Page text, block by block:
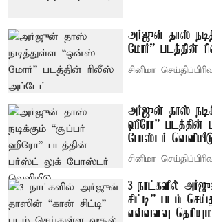
அர்ஜுன் தாஸ்
மோர்” படத்தின்
சினிமா
அர்ஜுன் தாஸ்
ஹீரோ” படத்தின்
போஸ்டர்
சினிமா
3 நாட்களில்
சிட்டி” படம்
எவ்வளவு